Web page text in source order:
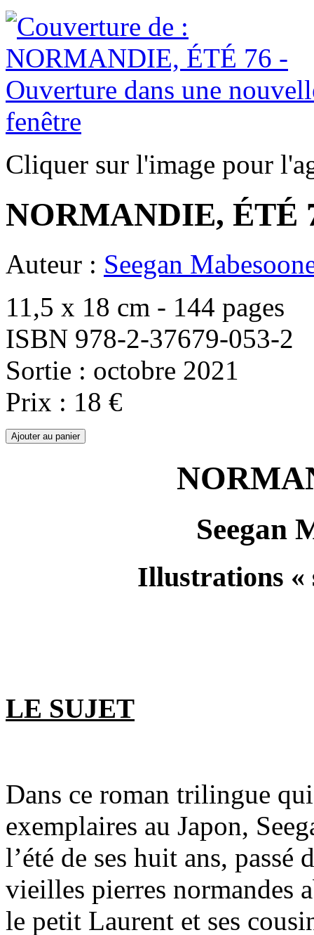
Cliquer sur l'image pour
NORMANDIE, ÉTÉ
Auteur : Seegan
11,5 x 18 cm - 144 pages
ISBN 978-2-37679-053-2
Sortie : octobre 2021
Prix : 18 €
Seegan
Illustrations «
LE SUJET
Dans ce roman trilingue
exemplaires au Japon,
l’été de ses huit ans,
vieilles pierres normandes
le petit Laurent et ses